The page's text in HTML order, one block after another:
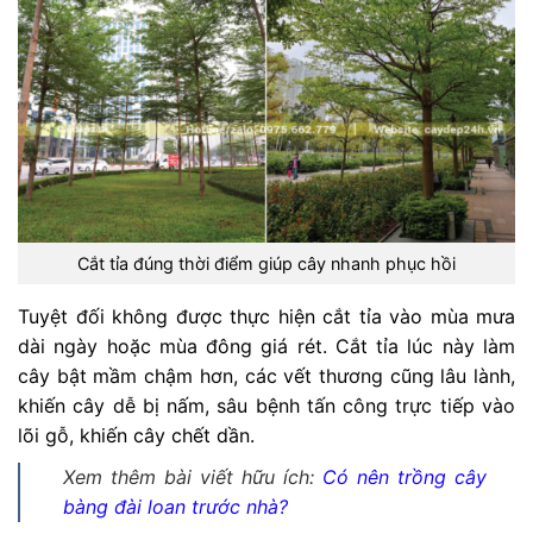
Cắt tỉa đúng thời điểm giúp cây nhanh phục hồi
Tuyệt đối không được thực hiện cắt tỉa vào mùa mưa
dài ngày hoặc mùa đông giá rét. Cắt tỉa lúc này làm
cây bật mầm chậm hơn, các vết thương cũng lâu lành,
khiến cây dễ bị nấm, sâu bệnh tấn công trực tiếp vào
lõi gỗ, khiến cây chết dần.
Xem thêm bài viết hữu ích: Có nên trồng cây
bàng đài loan trước nhà?